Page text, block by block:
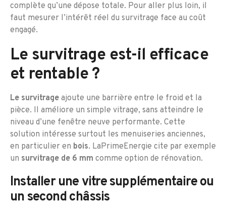
complète qu’une dépose totale. Pour aller plus loin, il
faut mesurer l’intérêt réel du survitrage face au coût
engagé.
Le survitrage est-il efficace
et rentable ?
Le survitrage ajoute une barrière entre le froid et la
pièce. Il améliore un simple vitrage, sans atteindre le
niveau d’une fenêtre neuve performante. Cette
solution intéresse surtout les menuiseries anciennes,
en particulier en bois. LaPrimeEnergie cite par exemple
un survitrage de 6 mm comme option de rénovation.
Installer une vitre supplémentaire ou
un second châssis